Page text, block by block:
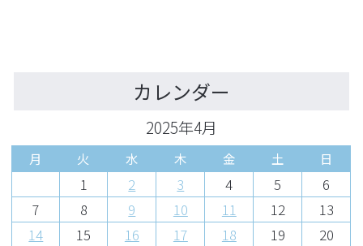
カレンダー
2025年4月
月 火 水 木 金 土 日
1 2 3 4 5
6
7
8 9 10 11 12
13
14
15 16 17 18 19
20